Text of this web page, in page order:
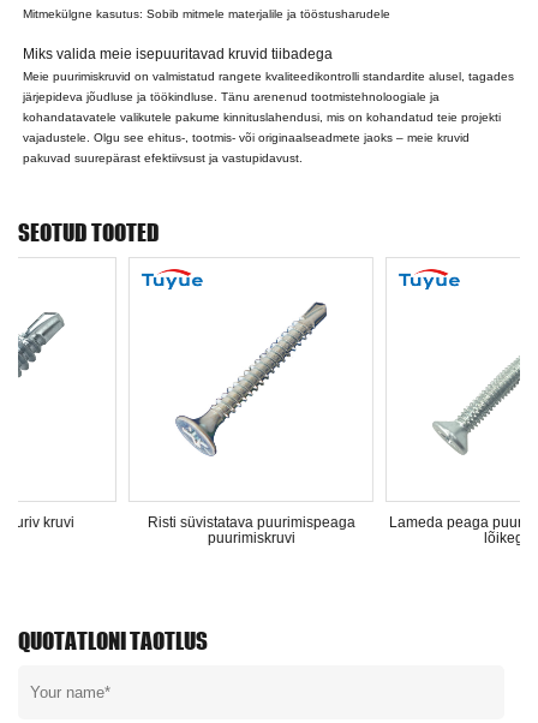
Mitmekülgne kasutus: Sobib mitmele materjalile ja tööstusharudele
Miks valida meie isepuuritavad kruvid tiibadega
Meie puurimiskruvid on valmistatud rangete kvaliteedikontrolli standardite alusel, tagades
järjepideva jõudluse ja töökindluse. Tänu arenenud tootmistehnoloogiale ja
kohandatavatele valikutele pakume kinnituslahendusi, mis on kohandatud teie projekti
vajadustele. Olgu see ehitus-, tootmis- või originaalseadmete jaoks – meie kruvid
pakuvad suurepärast efektiivsust ja vastupidavust.
SEOTUD TOOTED
Risti süvistatava puurimispeaga
puurimiskruvi
Lameda peaga puurimiskruvi
QUOTATLONI TAOTLUS